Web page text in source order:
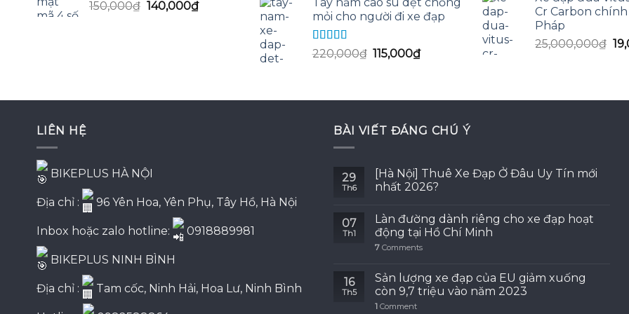
150,000₫ Giá
140,000₫Giá
là:
250,000₫.
tại
là:
240,000₫.
mỏi cho người đi xe đạp
Được xếp
hạng
5
220,000₫ Giá
115,000₫Giá
Cr Carbon
Pháp
25,000,000₫ Giá
LIÊN HỆ
BIKEPLUS HÀ NỘI
Địa chỉ : 96 Yên Hoa, Yên Phụ, Tây Hồ, Hà Nội
Inbox hoặc zalo hotline: 0918889981
BIKEPLUS NINH BÌNH
Địa chỉ : Tam cốc, Ninh Hải, Hoa Lư, Ninh Bình
BÀI VIẾT ĐÁNG CHÚ Ý
29
Th6
[Hà Nội] Thuê Xe Đạp Ở Đâu Uy Tín mới
nhất 2026?
07
Th1
Làn đường dành riêng cho xe đạp hoạt
động tại Hồ Chí Minh
7 Comments
16
Th5
Sản lượng xe đạp của EU giảm xuống
còn 9,7 triệu vào năm 2023
1 Comment